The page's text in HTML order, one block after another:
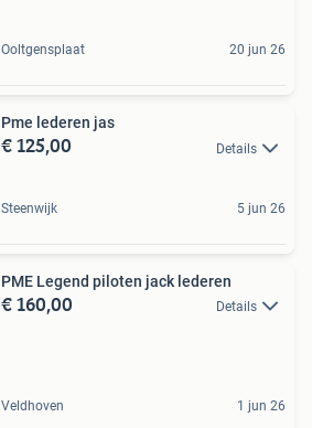
Ooltgensplaat 20 jun 26
Pme lederen jas
€ 125,00 Details
Steenwijk 5 jun 26
PME Legend piloten jack lederen
€ 160,00 Details
Veldhoven 1 jun 26